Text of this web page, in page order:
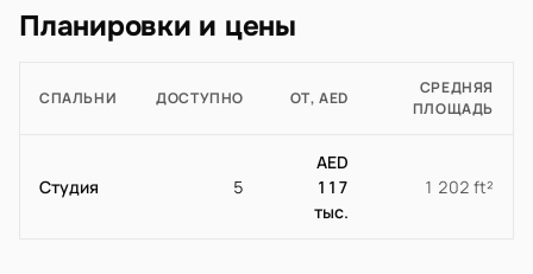
Планировки и цены
СПАЛЬНИ ДОСТУПНО ОТ, AED
СРЕДНЯЯ
ПЛОЩАДЬ
Студия 5
AED
117
тыс.
1 202 ft²